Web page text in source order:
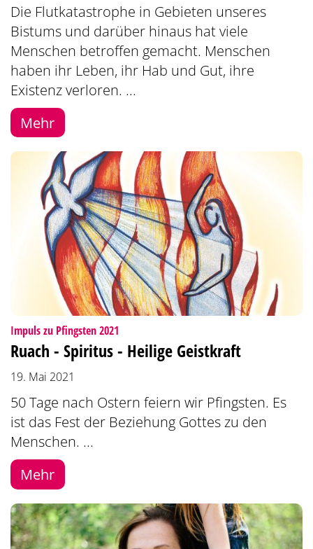
Die Flutkatastrophe in Gebieten unseres
Bistums und darüber hinaus hat viele
Menschen betroffen gemacht. Menschen
haben ihr Leben, ihr Hab und Gut, ihre
Existenz verloren. ...
Mehr
Impuls zu Pfingsten 2021
Ruach - Spiritus - Heilige Geistkraft
19. Mai 2021
50 Tage nach Ostern feiern wir Pfingsten. Es
ist das Fest der Beziehung Gottes zu den
Menschen. ...
Mehr